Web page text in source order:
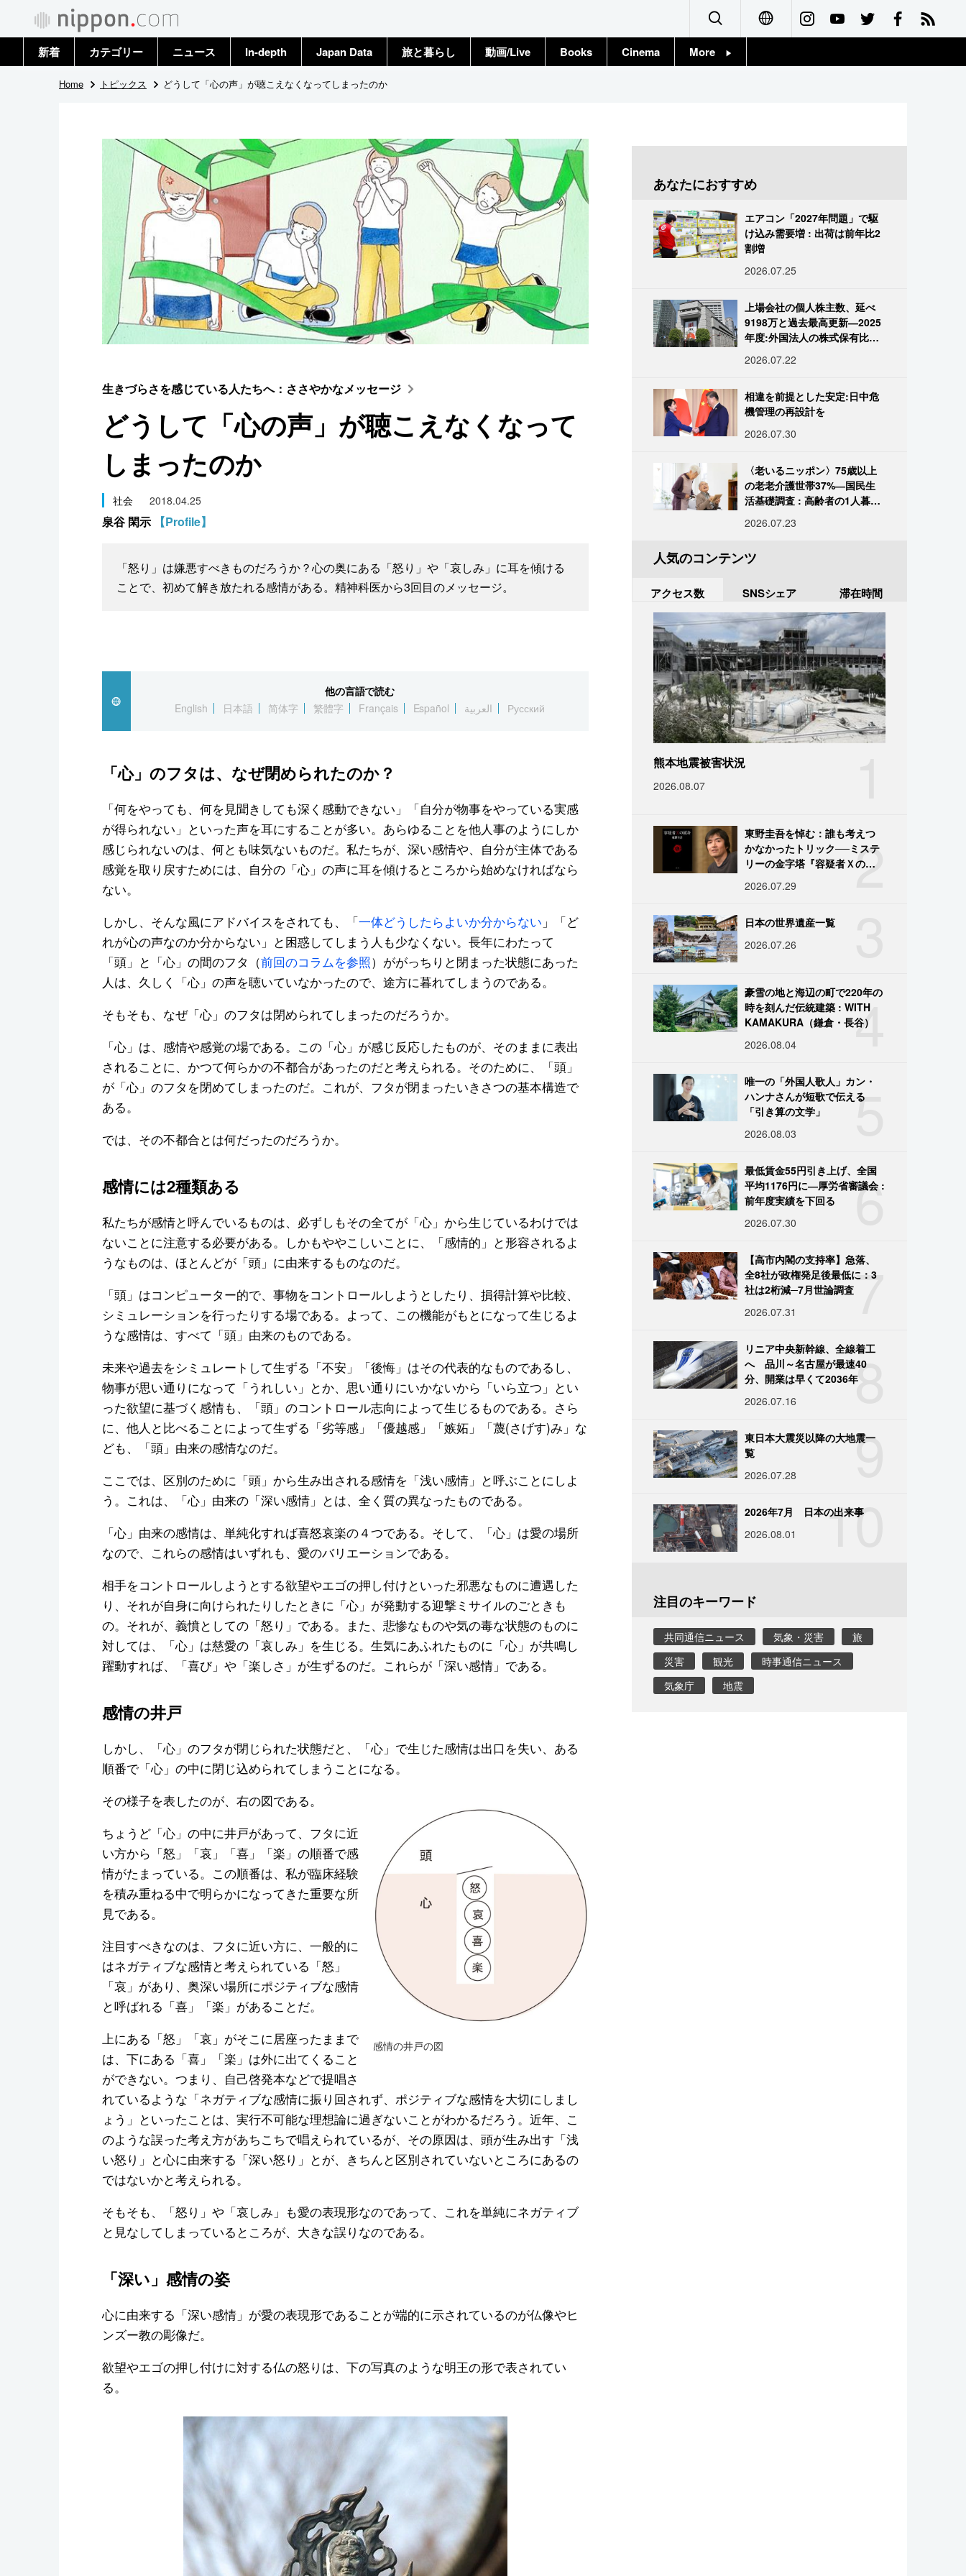
العربية
Русский
新着 カテゴリー
政治・外交
科学・技術
暮らし
スポーツ・東京2020
ニュース
トップ
In-depth Japan Data 旅と暮らし 動画/Live Books Cinema More
東京
お知らせ
Home トピックス どうして「心の声」が聴こえなくなってしまったのか
生きづらさを感じている人たちへ：ささやかなメッセージ
どうして「心の声」が聴こえなくなって
しまったのか
社会 2018.04.25
泉谷 閑示 【Profile】
「怒り」は嫌悪すべきものだろうか？心の奥にある「怒り」や「哀しみ」に耳を傾ける
ことで、初めて解き放たれる感情がある。精神科医から3回目のメッセージ。
他の言語で読む
English
日本語 简体字 繁體字 Français Español العربية Русский
「心」のフタは、なぜ閉められたのか？
「何をやっても、何を見聞きしても深く感動できない」「自分が物事をやっている実感
が得られない」といった声を耳にすることが多い。あらゆることを他人事のようにしか
感じられないのは、何とも味気ないものだ。私たちが、深い感情や、自分が主体である
感覚を取り戻すためには、自分の「心」の声に耳を傾けるところから始めなければなら
ない。
しかし、そんな風にアドバイスをされても、「一体どうしたらよいか分からない 」「ど
れが心の声なのか分からない」と困惑してしまう人も少なくない。長年にわたって
「頭」と「心」の間のフタ（前回のコラムを参照）ががっちりと閉まった状態にあった
人は、久しく「心」の声を聴いていなかったので、途方に暮れてしまうのである。
そもそも、なぜ「心」のフタは閉められてしまったのだろうか。
「心」は、感情や感覚の場である。この「心」が感じ反応したものが、そのままに表出
されることに、かつて何らかの不都合があったのだと考えられる。そのために、「頭」
が「心」のフタを閉めてしまったのだ。これが、フタが閉まったいきさつの基本構造で
ある。
では、その不都合とは何だったのだろうか。
感情には2種類ある
私たちが感情と呼んでいるものは、必ずしもその全てが「心」から生じているわけでは
ないことに注意する必要がある。しかもややこしいことに、「感情的」と形容されるよ
うなものは、ほとんどが「頭」に由来するものなのだ。
「頭」はコンピューター的で、事物をコントロールしようとしたり、損得計算や比較、
シミュレーションを行ったりする場である。よって、この機能がもとになって生じるよ
うな感情は、すべて「頭」由来のものである。
未来や過去をシミュレートして生ずる「不安」「後悔」はその代表的なものであるし、
物事が思い通りになって「うれしい」とか、思い通りにいかないから「いら立つ」とい
った欲望に基づく感情も、「頭」のコントロール志向によって生じるものである。さら
に、他人と比べることによって生ずる「劣等感」「優越感」「嫉妬」「蔑(さげす)み」な
ども、「頭」由来の感情なのだ。
ここでは、区別のために「頭」から生み出される感情を「浅い感情」と呼ぶことにしよ
う。これは、「心」由来の「深い感情」とは、全く質の異なったものである。
「心」由来の感情は、単純化すれば喜怒哀楽の４つである。そして、「心」は愛の場所
なので、これらの感情はいずれも、愛のバリエーションである。
相手をコントロールしようとする欲望やエゴの押し付けといった邪悪なものに遭遇した
り、それが自身に向けられたりしたときに「心」が発動する迎撃ミサイルのごときも
の。それが、義憤としての「怒り」である。また、悲惨なものや気の毒な状態のものに
対しては、「心」は慈愛の「哀しみ」を生じる。生気にあふれたものに「心」が共鳴し
躍動すれば、「喜び」や「楽しさ」が生ずるのだ。これらが「深い感情」である。
感情の井戸
しかし、「心」のフタが閉じられた状態だと、「心」で生じた感情は出口を失い、ある
順番で「心」の中に閉じ込められてしまうことになる。
感情の井戸の図
その様子を表したのが、右の図である。
ちょうど「心」の中に井戸があって、フタに近
い方から「怒」「哀」「喜」「楽」の順番で感
情がたまっている。この順番は、私が臨床経験
を積み重ねる中で明らかになってきた重要な所
見である。
注目すべきなのは、フタに近い方に、一般的に
はネガティブな感情と考えられている「怒」
「哀」があり、奥深い場所にポジティブな感情
と呼ばれる「喜」「楽」があることだ。
上にある「怒」「哀」がそこに居座ったままで
は、下にある「喜」「楽」は外に出てくること
ができない。つまり、自己啓発本などで提唱さ
れているような「ネガティブな感情に振り回されず、ポジティブな感情を大切にしまし
ょう」といったことは、実行不可能な理想論に過ぎないことがわかるだろう。近年、こ
のような誤った考え方があちこちで唱えられているが、その原因は、頭が生み出す「浅
い怒り」と心に由来する「深い怒り」とが、きちんと区別されていないところにあるの
ではないかと考えられる。
そもそも、「怒り」や「哀しみ」も愛の表現形なのであって、これを単純にネガティブ
と見なしてしまっているところが、大きな誤りなのである。
「深い」感情の姿
心に由来する「深い感情」が愛の表現形であることが端的に示されているのが仏像やヒ
ンズー教の彫像だ。
欲望やエゴの押し付けに対する仏の怒りは、下の写真のような明王の形で表されてい
る。
あなたにおすすめ
エアコン「2027年問題」で駆
け込み需要増 : 出荷は前年比2
割増
2026.07.25
上場会社の個人株主数、延べ
9198万と過去最高更新―2025
年度:外国法人の株式保有比率
2026.07.22
相違を前提とした安定:日中危
機管理の再設計を
2026.07.30
〈老いるニッポン〉75歳以上
の老老介護世帯37%―国民生
活基礎調査 : 高齢者の1人暮ら
2026.07.23
人気のコンテンツ
アクセス数 SNSシェア 滞在時間
熊本地震被害状況
2026.08.07
2
東野圭吾を悼む：誰も考えつ
かなかったトリック──ミステ
リーの金字塔『容疑者Ｘの献
2026.07.29
日本の世界遺産一覧
2026.07.26
4
豪雪の地と海辺の町で220年の
時を刻んだ伝統建築 : WITH
KAMAKURA（鎌倉・長谷）
2026.08.04
5
唯一の「外国人歌人」カン・
ハンナさんが短歌で伝える
「引き算の文学」
2026.08.03
6
最低賃金55円引き上げ、全国
平均1176円に―厚労省審議会 :
前年度実績を下回る
2026.07.30
7
【高市内閣の支持率】急落、
全8社が政権発足後最低に：3
社は2桁減─7月世論調査
2026.07.31
8
リニア中央新幹線、全線着工
へ 品川～名古屋が最速40
分、開業は早くて2036年
2026.07.16
9
東日本大震災以降の大地震一
覧
2026.07.28
10
2026年7月 日本の出来事
2026.08.01
注目のキーワード
共同通信ニュース 気象・災害
旅
災害
観光
時事通信ニュース
気象庁
地震